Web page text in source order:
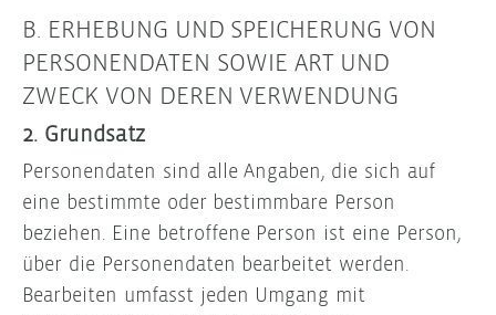
B. ERHEBUNG UND SPEICHERUNG VON
PERSONENDATEN SOWIE ART UND
ZWECK VON DEREN VERWENDUNG
2. Grundsatz
Personendaten sind alle Angaben, die sich auf
eine bestimmte oder bestimmbare Person
beziehen. Eine betroffene Person ist eine Person,
über die Personendaten bearbeitet werden.
Bearbeiten umfasst jeden Umgang mit